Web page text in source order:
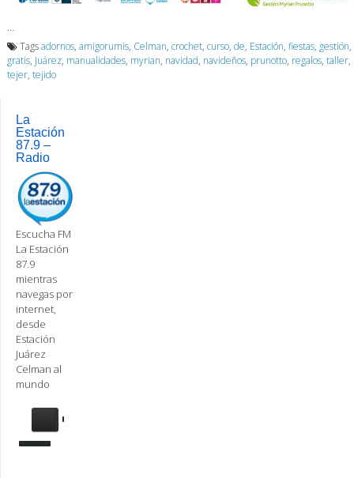
…
Tagsadornos, amigorumis, Celman, crochet, curso, de, Estación, fiestas, gestión,
gratis, Juárez, manualidades, myrian, navidad, navideños, prunotto, regalos, taller,
tejer, tejido
La
Estación
87.9 –
Radio
Escucha FM
La Estación
87.9
mientras
navegas por
internet,
desde
Estación
Juárez
Celman al
mundo